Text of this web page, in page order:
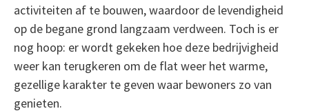
activiteiten af te bouwen, waardoor de levendigheid
op de begane grond langzaam verdween. Toch is er
nog hoop: er wordt gekeken hoe deze bedrijvigheid
weer kan terugkeren om de flat weer het warme,
gezellige karakter te geven waar bewoners zo van
genieten.